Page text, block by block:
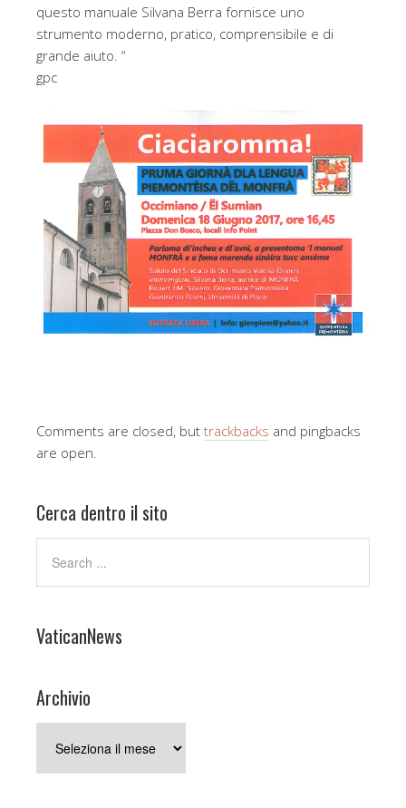
questo manuale Silvana Berra fornisce uno
strumento moderno, pratico, comprensibile e di
grande aiuto. “
gpc
Comments are closed, but trackbacks and pingbacks
are open.
Cerca dentro il sito
VaticanNews
Archivio